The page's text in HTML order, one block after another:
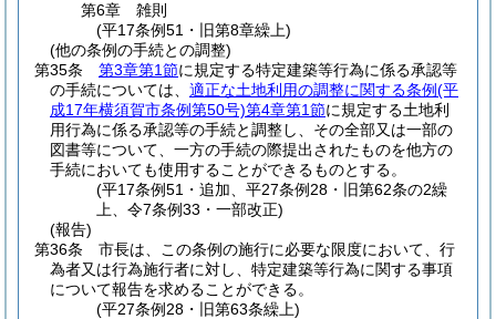
第6章
雑則
(平17条例51・旧第8章繰上)
(他の条例の手続との調整)
第35条
第3章第1節に規定する特定建築等行為に係る承認等
の手続については、 適正な土地利用の調整に関する条例(平
成17年横須賀市条例第50号)第4章第1節に規定する土地利
用行為に係る承認等の手続と調整し、その全部又は一部の
図書等について、一方の手続の際提出されたものを他方の
手続においても使用することができるものとする。
(平17条例51・追加、平27条例28・旧第62条の2繰
上、令7条例33・一部改正)
(報告)
第36条
市長は、この条例の施行に必要な限度において、行
為者又は行為施行者に対し、特定建築等行為に関する事項
について報告を求めることができる。
(平27条例28・旧第63条繰上)